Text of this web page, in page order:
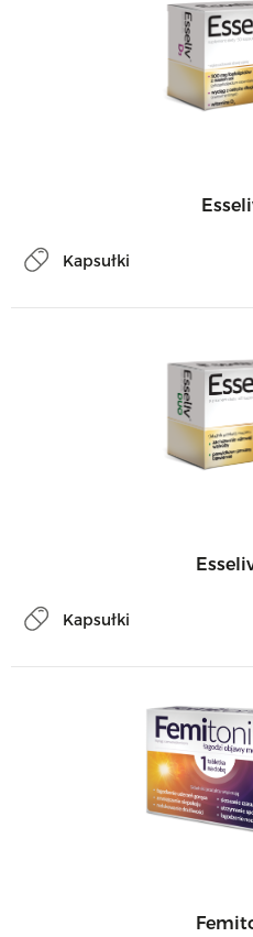
Kapsułki
Kapsułki